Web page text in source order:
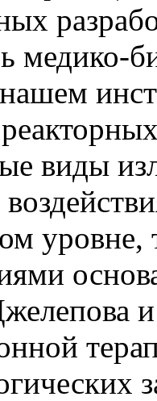
медико-
виды
и